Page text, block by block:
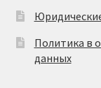
Политика в
данных